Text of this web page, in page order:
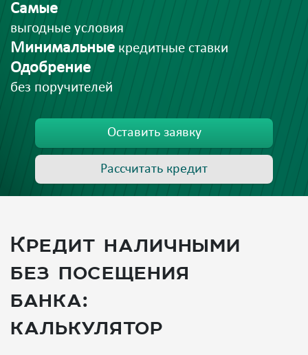
Самые
выгодные условия
Минимальные кредитные ставки
Одобрение
без поручителей
Оставить заявку
Рассчитать кредит
Кредит наличными
без посещения
банка:
калькулятор